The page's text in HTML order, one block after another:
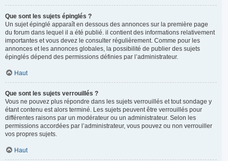
Que sont les sujets épinglés ?
Un sujet épinglé apparaît en dessous des annonces sur la première page
du forum dans lequel il a été publié. il contient des informations relativement
importantes et vous devez le consulter régulièrement. Comme pour les
annonces et les annonces globales, la possibilité de publier des sujets
épinglés dépend des permissions définies par l’administrateur.
Haut
Que sont les sujets verrouillés ?
Vous ne pouvez plus répondre dans les sujets verrouillés et tout sondage y
étant contenu est alors terminé. Les sujets peuvent être verrouillés pour
différentes raisons par un modérateur ou un administrateur. Selon les
permissions accordées par l’administrateur, vous pouvez ou non verrouiller
vos propres sujets.
Haut